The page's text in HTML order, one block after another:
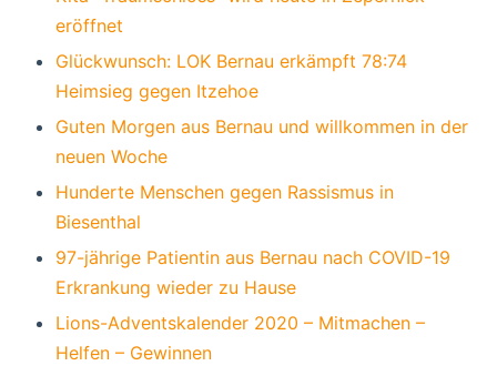
eröffnet
Glückwunsch: LOK Bernau erkämpft 78:74
Heimsieg gegen Itzehoe
Guten Morgen aus Bernau und willkommen in der
neuen Woche
Hunderte Menschen gegen Rassismus in
Biesenthal
97-jährige Patientin aus Bernau nach COVID-19
Erkrankung wieder zu Hause
Lions-Adventskalender 2020 – Mitmachen –
Helfen – Gewinnen